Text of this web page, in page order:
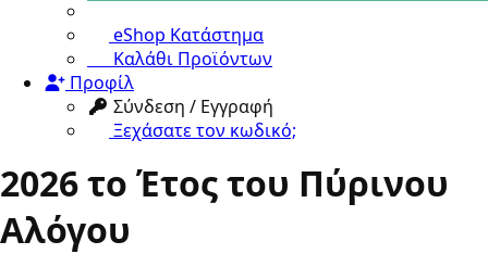
eShop Κατάστημα
Καλάθι Προϊόντων
Προφίλ
Σύνδεση / Εγγραφή
Ξεχάσατε τον κωδικό;
2026 το Έτος του Πύρινου
Αλόγου